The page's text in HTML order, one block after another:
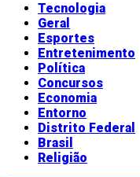
Tecnologia
Geral
Esportes
Entretenimento
Política
Concursos
Economia
Entorno
Distrito Federal
Brasil
Religião